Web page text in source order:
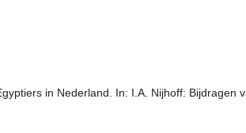
in Nederland. In: I.A. Nijhoff: Bijdragen